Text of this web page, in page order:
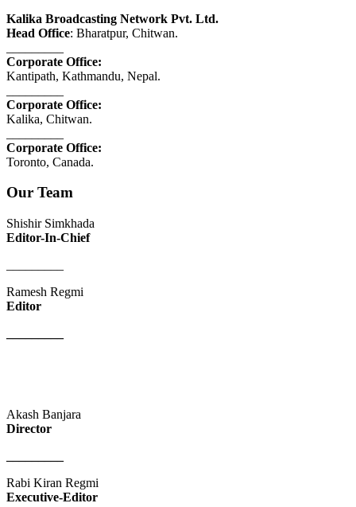
Kalika Broadcasting Network Pvt. Ltd.
Head Office: Bharatpur, Chitwan.
Corporate Office:
Kantipath, Kathmandu, Nepal.
Corporate Office:
Kalika, Chitwan.
Corporate Office:
Toronto, Canada.
Our Team
Shishir Simkhada
Editor-In-Chief
Ramesh Regmi
Editor
Akash Banjara
Director
Rabi Kiran Regmi
Executive-Editor